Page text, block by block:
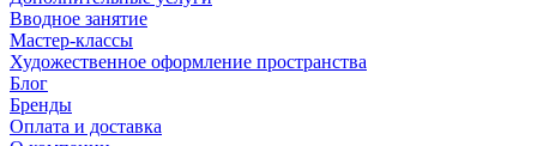
Вводное занятие
Мастер-классы
Художественное оформление пространства
Блог
Бренды
Оплата и доставка